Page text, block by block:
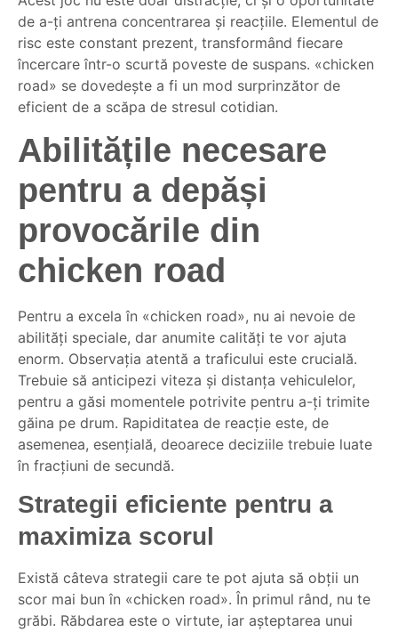
de a-ți antrena concentrarea și reacțiile. Elementul de
risc este constant prezent, transformând fiecare
încercare într-o scurtă poveste de suspans. «chicken
road» se dovedește a fi un mod surprinzător de
eficient de a scăpa de stresul cotidian.
Abilitățile necesare
pentru a depăși
provocările din
chicken road
Pentru a excela în «chicken road», nu ai nevoie de
abilități speciale, dar anumite calități te vor ajuta
enorm. Observația atentă a traficului este crucială.
Trebuie să anticipezi viteza și distanța vehiculelor,
pentru a găsi momentele potrivite pentru a-ți trimite
găina pe drum. Rapiditatea de reacție este, de
asemenea, esențială, deoarece deciziile trebuie luate
în fracțiuni de secundă.
Strategii eficiente pentru a
maximiza scorul
Există câteva strategii care te pot ajuta să obții un
scor mai bun în «chicken road». În primul rând, nu te
grăbi. Răbdarea este o virtute, iar așteptarea unui